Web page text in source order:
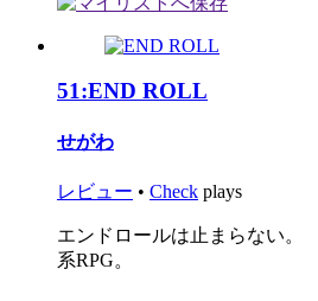
51:END ROLL
せがわ
レビュー • Check plays
エンドロールは止まらない
系RPG。